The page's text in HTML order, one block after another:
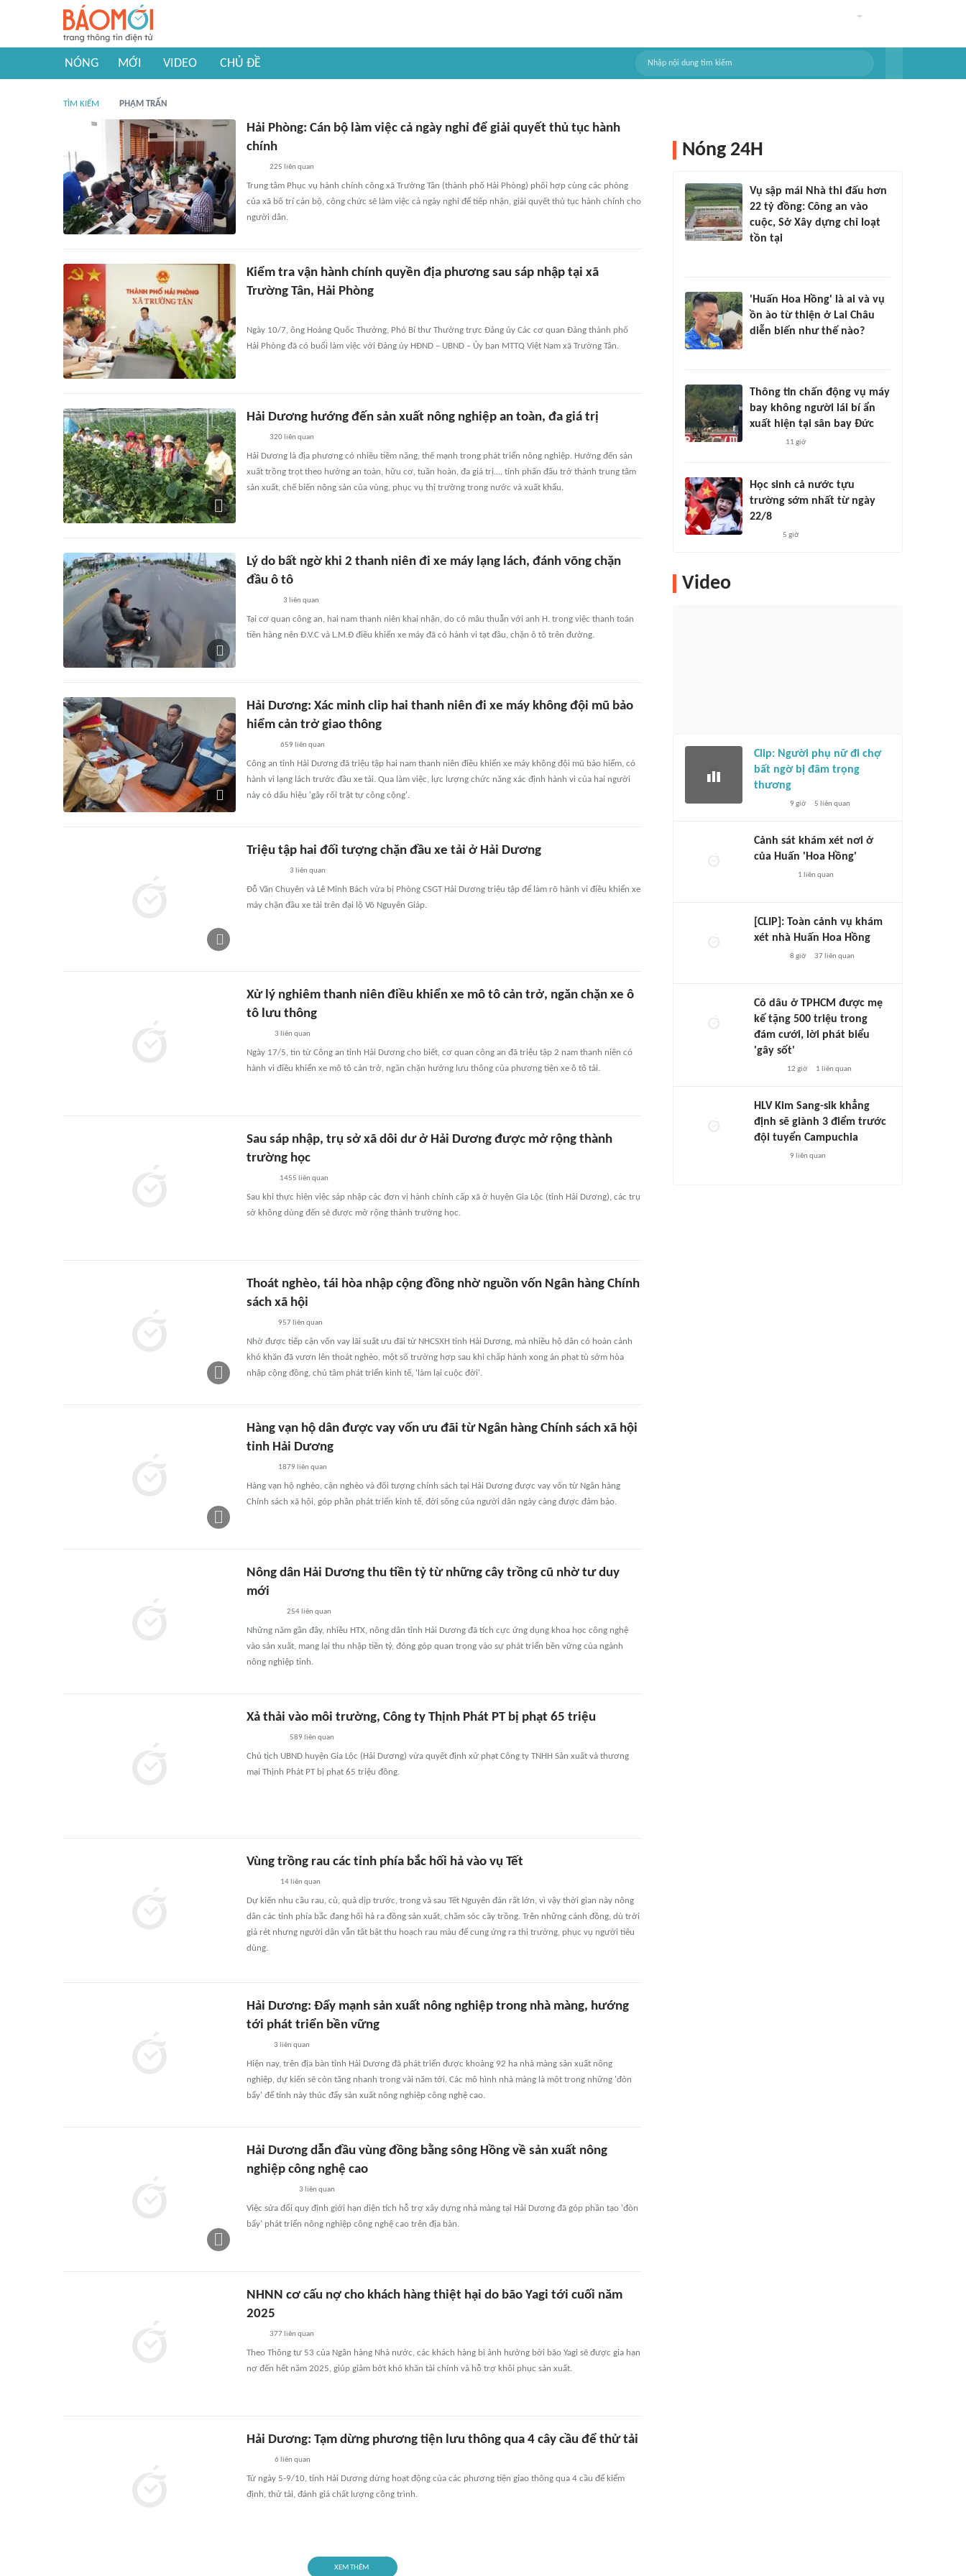
NÓNG MỚI VIDEO CHỦ ĐỀ
TÌM KIẾM PHẠM TRẤN
Hải Phòng: Cán bộ làm việc cả ngày nghỉ để giải quyết thủ tục hành
chính
225 liên quan
Trung tâm Phục vụ hành chính công xã Trường Tân (thành phố Hải Phòng) phối hợp cùng các phòng
của xã bố trí cán bộ, công chức sẽ làm việc cả ngày nghỉ để tiếp nhận, giải quyết thủ tục hành chính cho
người dân.
Kiểm tra vận hành chính quyền địa phương sau sáp nhập tại xã
Trường Tân, Hải Phòng
Ngày 10/7, ông Hoàng Quốc Thưởng, Phó Bí thư Thường trực Đảng ủy Các cơ quan Đảng thành phố
Hải Phòng đã có buổi làm việc với Đảng ủy HĐND – UBND – Ủy ban MTTQ Việt Nam xã Trường Tân.
Hải Dương hướng đến sản xuất nông nghiệp an toàn, đa giá trị
320liên quan
Hải Dương là địa phương có nhiều tiềm năng, thế mạnh trong phát triển nông nghiệp. Hướng đến sản
xuất trồng trọt theo hướng an toàn, hữu cơ, tuần hoàn, đa giá trị…, tỉnh phấn đấu trở thành trung tâm
sản xuất, chế biến nông sản của vùng, phục vụ thị trường trong nước và xuất khẩu.
Lý do bất ngờ khi 2 thanh niên đi xe máy lạng lách, đánh võng chặn
đầu ô tô
3 liên quan
Tại cơ quan công an, hai nam thanh niên khai nhận, do có mâu thuẫn với anh H. trong việc thanh toán
tiền hàng nên Đ.V.C và L.M.Đ điều khiển xe máy đã có hành vi tạt đầu, chặn ô tô trên đường.
Hải Dương: Xác minh clip hai thanh niên đi xe máy không đội mũ bảo
hiểm cản trở giao thông
659 liên quan
Công an tỉnh Hải Dương đã triệu tập hai nam thanh niên điều khiển xe máy không đội mũ bảo hiểm, có
hành vi lạng lách trước đầu xe tải. Qua làm việc, lực lượng chức năng xác định hành vi của hai người
này có dấu hiệu 'gây rối trật tự công cộng'.
Triệu tập hai đối tượng chặn đầu xe tải ở Hải Dương
3 liên quan
Đỗ Văn Chuyên và Lê Minh Bách vừa bị Phòng CSGT Hải Dương triệu tập để làm rõ hành vi điều khiển xe
máy chặn đầu xe tải trên đại lộ Võ Nguyên Giáp.
Xử lý nghiêm thanh niên điều khiển xe mô tô cản trở, ngăn chặn xe ô
tô lưu thông
3 liên quan
Ngày 17/5, tin từ Công an tỉnh Hải Dương cho biết, cơ quan công an đã triệu tập 2 nam thanh niên có
hành vi điều khiển xe mô tô cản trở, ngăn chặn hướng lưu thông của phương tiện xe ô tô tải.
Sau sáp nhập, trụ sở xã dôi dư ở Hải Dương được mở rộng thành
trường học
1455 liên quan
Sau khi thực hiện việc sáp nhập các đơn vị hành chính cấp xã ở huyện Gia Lộc (tỉnh Hải Dương), các trụ
sở không dùng đến sẽ được mở rộng thành trường học.
Thoát nghèo, tái hòa nhập cộng đồng nhờ nguồn vốn Ngân hàng Chính
sách xã hội
957liên quan
Nhờ được tiếp cận vốn vay lãi suất ưu đãi từ NHCSXH tỉnh Hải Dương, mà nhiều hộ dân có hoàn cảnh
khó khăn đã vươn lên thoát nghèo, một số trường hợp sau khi chấp hành xong án phạt tù sớm hòa
nhập cộng đồng, chú tâm phát triển kinh tế, 'làm lại cuộc đời'.
Hàng vạn hộ dân được vay vốn ưu đãi từ Ngân hàng Chính sách xã hội
tỉnh Hải Dương
1879 liên quan
Hàng vạn hộ nghèo, cận nghèo và đối tượng chính sách tại Hải Dương được vay vốn từ Ngân hàng
Chính sách xã hội, góp phần phát triển kinh tế, đời sống của người dân ngày càng được đảm bảo.
Nông dân Hải Dương thu tiền tỷ từ những cây trồng cũ nhờ tư duy
mới
254 liên quan
Những năm gần đây, nhiều HTX, nông dân tỉnh Hải Dương đã tích cực ứng dụng khoa học công nghệ
vào sản xuất, mang lại thu nhập tiền tỷ, đóng góp quan trọng vào sự phát triển bền vững của ngành
nông nghiệp tỉnh.
Xả thải vào môi trường, Công ty Thịnh Phát PT bị phạt 65 triệu
589 liên quan
Chủ tịch UBND huyện Gia Lộc (Hải Dương) vừa quyết định xử phạt Công ty TNHH Sản xuất và thương
mại Thịnh Phát PT bị phạt 65 triệu đồng.
Vùng trồng rau các tỉnh phía bắc hối hả vào vụ Tết
14 liên quan
Dự kiến nhu cầu rau, củ, quả dịp trước, trong và sau Tết Nguyên đán rất lớn, vì vậy thời gian này nông
dân các tỉnh phía bắc đang hối hả ra đồng sản xuất, chăm sóc cây trồng. Trên những cánh đồng, dù trời
giá rét nhưng người dân vẫn tất bật thu hoạch rau màu để cung ứng ra thị trường, phục vụ người tiêu
dùng.
Hải Dương: Đẩy mạnh sản xuất nông nghiệp trong nhà màng, hướng
tới phát triển bền vững
3 liên quan
Hiện nay, trên địa bàn tỉnh Hải Dương đã phát triển được khoảng 92 ha nhà màng sản xuất nông
nghiệp, dự kiến sẽ còn tăng nhanh trong vài năm tới. Các mô hình nhà màng là một trong những 'đòn
bẩy' để tỉnh này thúc đẩy sản xuất nông nghiệp công nghệ cao.
Hải Dương dẫn đầu vùng đồng bằng sông Hồng về sản xuất nông
nghiệp công nghệ cao
3 liên quan
Việc sửa đổi quy định giới hạn diện tích hỗ trợ xây dựng nhà màng tại Hải Dương đã góp phần tạo 'đòn
bẩy' phát triển nông nghiệp công nghệ cao trên địa bàn.
NHNN cơ cấu nợ cho khách hàng thiệt hại do bão Yagi tới cuối năm
2025
377liên quan
Theo Thông tư 53 của Ngân hàng Nhà nước, các khách hàng bị ảnh hưởng bởi bão Yagi sẽ được gia hạn
nợ đến hết năm 2025, giúp giảm bớt khó khăn tài chính và hỗ trợ khôi phục sản xuất.
Hải Dương: Tạm dừng phương tiện lưu thông qua 4 cây cầu để thử tải
6 liên quan
Từ ngày 5-9/10, tỉnh Hải Dương dừng hoạt động của các phương tiện giao thông qua 4 cầu để kiểm
định, thử tải, đánh giá chất lượng công trình.
XEM THÊM
Nóng 24H
Vụ sập mái Nhà thi đấu hơn
22 tỷ đồng: Công an vào
cuộc, Sở Xây dựng chỉ loạt
tồn tại
'Huấn Hoa Hồng' là ai và vụ
ồn ào từ thiện ở Lai Châu
diễn biến như thế nào?
Thông tin chấn động vụ máy
bay không người lái bí ẩn
xuất hiện tại sân bay Đức
11 giờ
Học sinh cả nước tựu
trường sớm nhất từ ngày
22/8
5 giờ
Video
Clip: Người phụ nữ đi chợ
bất ngờ bị đâm trọng
thương
9 giờ 5 liên quan
Cảnh sát khám xét nơi ở
của Huấn 'Hoa Hồng'
1 liên quan
[CLIP]: Toàn cảnh vụ khám
xét nhà Huấn Hoa Hồng
8 giờ 37liên quan
Cô dâu ở TPHCM được mẹ
kế tặng 500 triệu trong
đám cưới, lời phát biểu
'gây sốt'
12 giờ 1 liên quan
HLV Kim Sang-sik khẳng
định sẽ giành 3 điểm trước
đội tuyển Campuchia
9 liên quan